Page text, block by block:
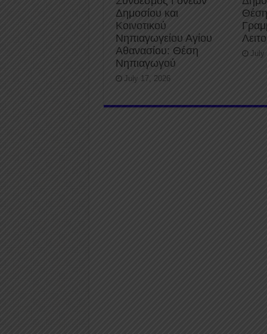
Δημοσίου και
Κοινοτικού
Νηπιαγωγείου Αγίου
Αθανασίου: Θέση
Νηπιαγωγού
July 17, 2026
July